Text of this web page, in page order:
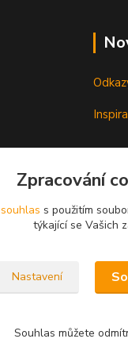
Zpracování
souhlas s použitím
týkající se Vašich
Nastavení
Souhlas můžete